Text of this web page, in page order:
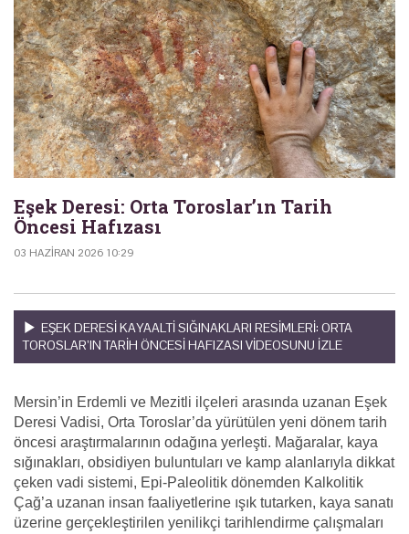
Eşek Deresi: Orta Toroslar’ın Tarih
Öncesi Hafızası
03 HAZIRAN 2026 10:29
EŞEK DERESI KAYAALTI SIĞINAKLARI RESIMLERI: ORTA
TOROSLAR’IN TARIH ÖNCESI HAFIZASI VIDEOSUNU IZLE
Mersin’in Erdemli ve Mezitli ilçeleri arasında uzanan Eşek
Deresi Vadisi, Orta Toroslar’da yürütülen yeni dönem tarih
öncesi araştırmalarının odağına yerleşti. Mağaralar, kaya
sığınakları, obsidiyen buluntuları ve kamp alanlarıyla dikkat
çeken vadi sistemi, Epi-Paleolitik dönemden Kalkolitik
Çağ’a uzanan insan faaliyetlerine ışık tutarken, kaya sanatı
üzerine gerçekleştirilen yenilikçi tarihlendirme çalışmaları